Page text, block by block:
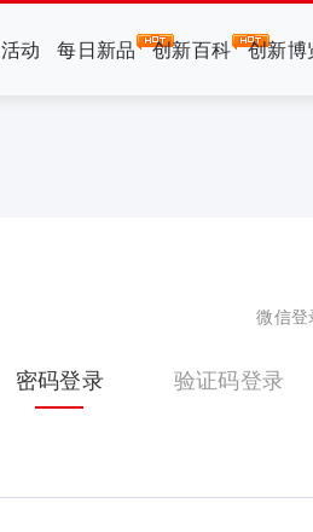
活动 每日新品 创新百科 创新博
微信登
密码登录 验证码登录